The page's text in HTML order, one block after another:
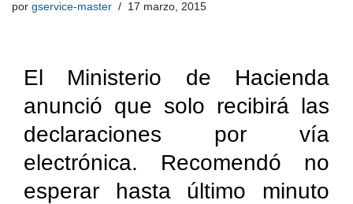
por gservice-master 17 marzo, 2015
El Ministerio de Hacienda
anunció que solo recibirá las
declaraciones por vía
electrónica. Recomendó no
esperar hasta último minuto